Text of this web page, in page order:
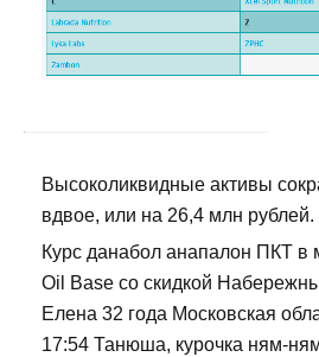
Высоколиквидные активы
вдвое, или на 26,4 млн рублей.
Курс данабол анапалон ПКТ в
Oil Base со скидкой
Елена 32 года Московская
17:54 Танюша, курочка ням-